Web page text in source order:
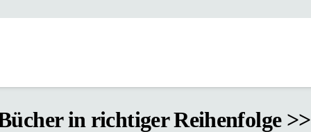
in richtiger Reihenfolge >>